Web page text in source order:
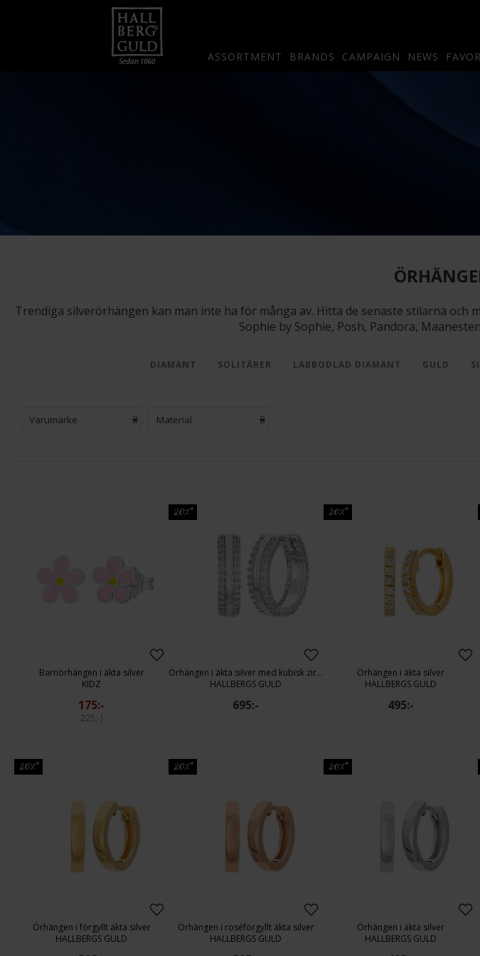
ASSORTMENT BRANDS CAMPAIGN NEWS
Trendiga silverörhängen kan man inte ha för många av. Hitta de senaste stilarna och
Sophie by Sophie, Posh, Pandora,
DIAMANT SOLITÄRER LABBODLAD DIAMANT GULD
Varumärke Material
Barnörhängen i äkta silver
KIDZ
175:-
225:-
20%*
Örhängen i äkta silver med kubisk zirkonia
HALLBERGS GULD
695:-
20%*
Örhängen i äkta silver
HALLBERGS GULD
495:-
20%*
Örhängen i förgyllt äkta silver
HALLBERGS GULD
20%*
Örhängen i roséförgyllt äkta silver
HALLBERGS GULD
20%*
Örhängen i äkta silver
HALLBERGS GULD